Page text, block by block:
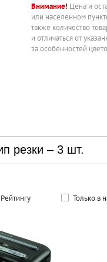
Внимание! Цена и
или населенном
также количество
и отличаться от
за особенностей
Рейтингу Только в